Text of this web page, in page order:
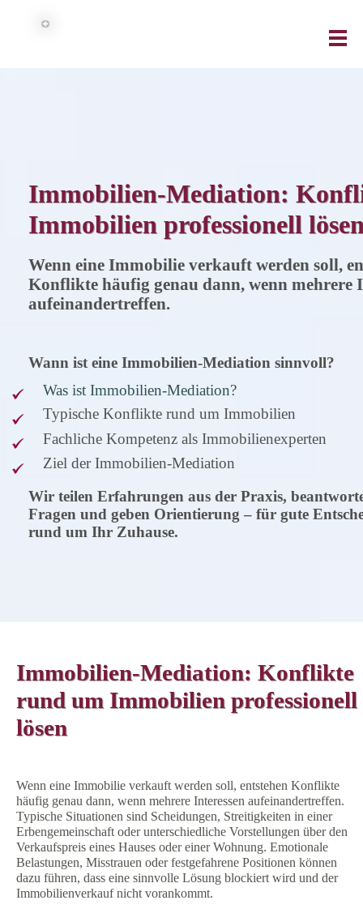
Immobilien-Mediation:
Immobilien professionell
Wenn eine Immobilie verkauft werden soll,
Konflikte häufig genau dann, wenn mehrere
aufeinandertreffen.
Wann ist eine Immobilien-Mediation sinnvoll?
Was ist Immobilien-Mediation?
Typische Konflikte rund um Immobilien
Fachliche Kompetenz als Immobilienexperten
Ziel der Immobilien-Mediation
Wir teilen Erfahrungen aus der Praxis,
Fragen und geben Orientierung – für gute
rund um Ihr Zuhause.
Immobilien-Mediation: Konflikte
rund um Immobilien professionell
lösen
Wenn eine Immobilie verkauft werden soll, entstehen Konflikte
häufig genau dann, wenn mehrere Interessen aufeinandertreffen.
Typische Situationen sind Scheidungen, Streitigkeiten in einer
Erbengemeinschaft oder unterschiedliche Vorstellungen über den
Verkaufspreis eines Hauses oder einer Wohnung. Emotionale
Belastungen, Misstrauen oder festgefahrene Positionen können
dazu führen, dass eine sinnvolle Lösung blockiert wird und der
Immobilienverkauf nicht vorankommt.